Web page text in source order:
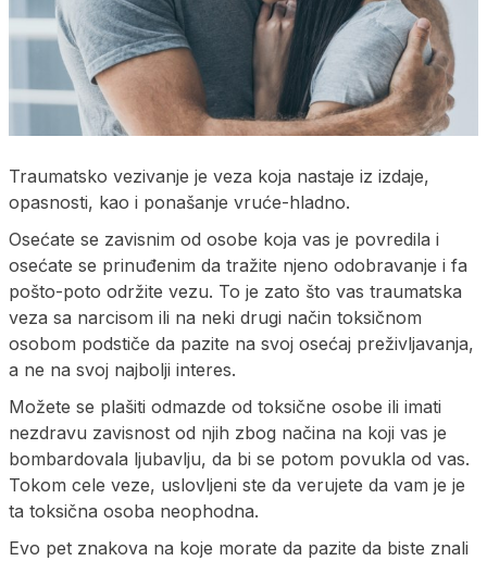
Traumatsko vezivanje je veza koja nastaje iz izdaje,
opasnosti, kao i ponašanje vruće-hladno.
Osećate se zavisnim od osobe koja vas je povredila i
osećate se prinuđenim da tražite njeno odobravanje i fa
pošto-poto održite vezu. To je zato što vas traumatska
veza sa narcisom ili na neki drugi način toksičnom
osobom podstiče da pazite na svoj osećaj preživljavanja,
a ne na svoj najbolji interes.
Možete se plašiti odmazde od toksične osobe ili imati
nezdravu zavisnost od njih zbog načina na koji vas je
bombardovala ljubavlju, da bi se potom povukla od vas.
Tokom cele veze, uslovljeni ste da verujete da vam je je
ta toksična osoba neophodna.
Evo pet znakova na koje morate da pazite da biste znali